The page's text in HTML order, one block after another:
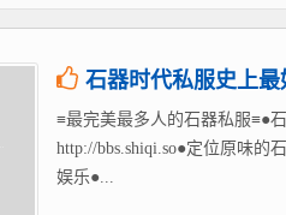
石器时代私服史上
≡最完美最多人的石器私服≡●
http://bbs.shiqi.so●定位原味的
娱乐●...